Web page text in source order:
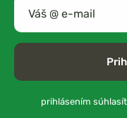
prihlásením